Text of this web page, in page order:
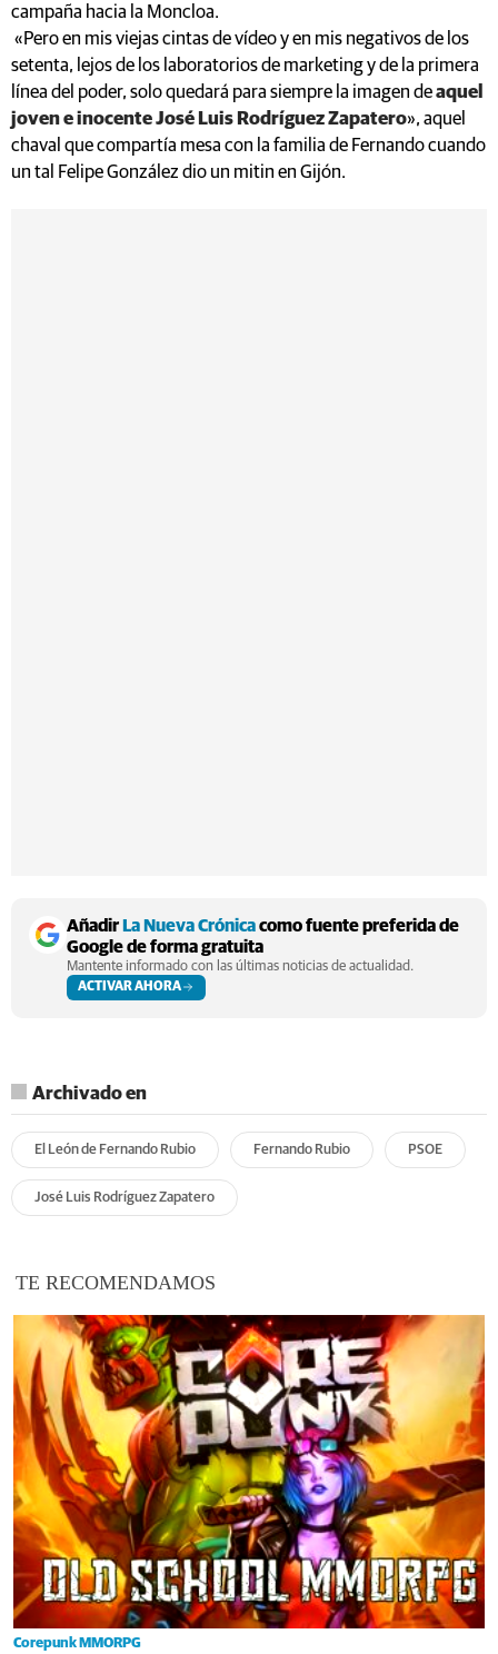
campaña hacia la Moncloa.
«Pero en mis viejas cintas de vídeo y en mis negativos de los
setenta, lejos de los laboratorios de marketing y de la primera
línea del poder, solo quedará para siempre la imagen deaquel
joven e inocente José Luis Rodríguez Zapatero», aquel
chaval que compartía mesa con la familia de Fernando cuando
un tal Felipe González dio un mitin en Gijón.
Añadir La Nueva Crónicacomo fuente preferida de
Google de forma gratuita
Mantente informado con las últimas noticias de actualidad.
ACTIVAR AHORA
Archivado en
El León de Fernando Rubio Fernando Rubio PSOE
José Luis Rodríguez Zapatero
TE RECOMENDAMOS
Corepunk MMORPG